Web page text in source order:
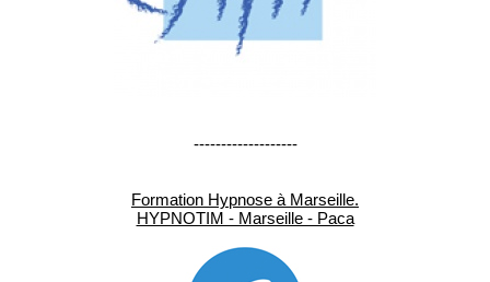
-------------------
Formation Hypnose à Marseille.
HYPNOTIM - Marseille - Paca